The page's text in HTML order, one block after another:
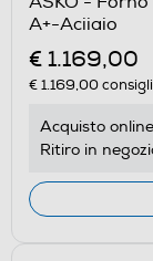
A+-Aciiaio
€ 1.169,00
€ 1.169,00
Acquisto
Ritiro in